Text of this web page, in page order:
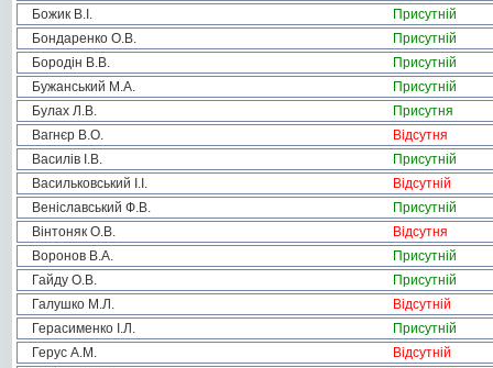
Божик В.І.
Присутній
Бондаренко О.В.
Присутній
Бородін В.В.
Присутній
Бужанський М.А.
Присутній
Булах Л.В.
Присутня
Вагнєр В.О.
Відсутня
Василів І.В.
Присутній
Васильковський І.І.
Відсутній
Веніславський Ф.В.
Присутній
Вінтоняк О.В.
Відсутня
Воронов В.А.
Присутній
Гайду О.В.
Присутній
Галушко М.Л.
Відсутній
Герасименко І.Л.
Присутній
Герус А.М.
Відсутній